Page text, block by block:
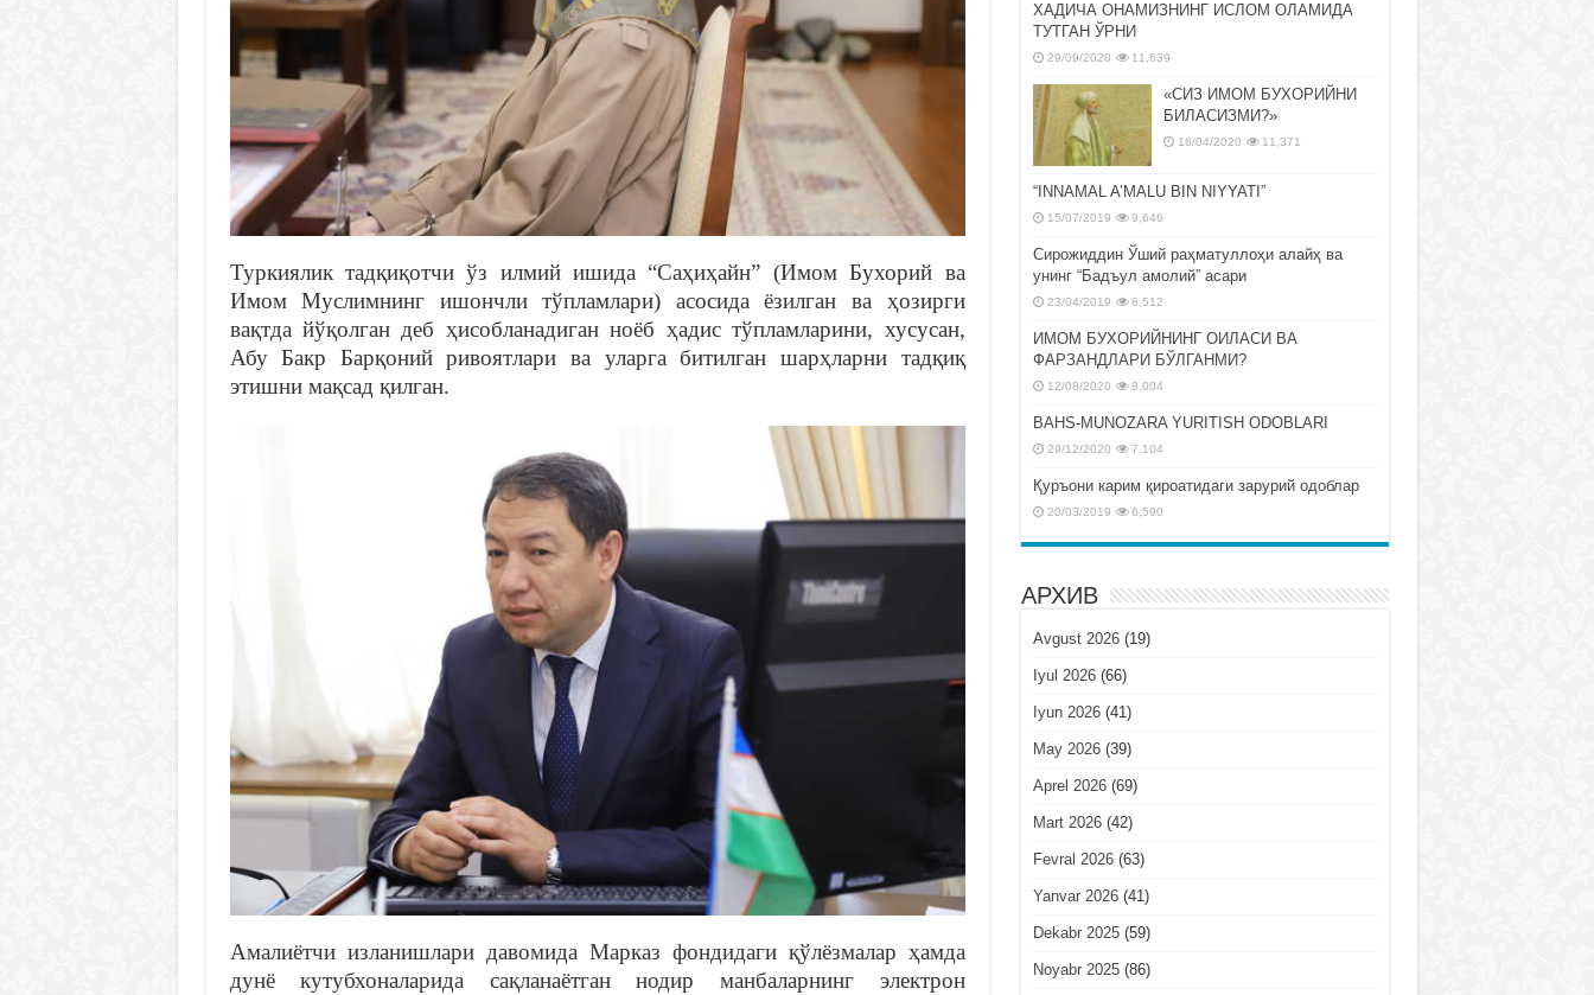
Туркиялик тадқиқотчи ўз илмий ишида “Саҳиҳайн” (Имом Бухорий ва
Имом Муслимнинг ишончли тўпламлари) асосида ёзилган ва ҳозирги
вақтда йўқолган деб ҳисобланадиган ноёб ҳадис тўпламларини, хусусан,
Абу Бакр Барқоний ривоятлари ва уларга битилган шарҳларни тадқиқ
этишни мақсад қилган.
Амалиётчи изланишлари давомида Марказ фондидаги қўлёзмалар ҳамда
дунё кутубхоналарида сақланаётган нодир манбаларнинг электрон
ХАДИЧА ОНАМИЗНИНГ ИСЛОМ ОЛАМИДА
ТУТГАН ЎРНИ
29/09/2020 11,639
«СИЗ ИМОМ БУХОРИЙНИ
БИЛАСИЗМИ?»
16/04/2020 11,371
“INNAMAL A’MALU BIN NIYYATI”
15/07/2019 9,646
Сирожиддин Ўший раҳматуллоҳи алайҳ ва
унинг “Бадъул амолий” асари
23/04/2019 8,512
ИМОМ БУХОРИЙНИНГ ОИЛАСИ ВА
ФАРЗАНДЛАРИ БЎЛГАНМИ?
12/08/2020 8,004
BAHS-MUNOZARA YURITISH ODOBLARI
29/12/2020 7,104
Қуръони карим қироатидаги зарурий одоблар
20/03/2019 6,590
АРХИВ
Avgust 2026(19)
Iyul 2026(66)
Iyun 2026(41)
May 2026(39)
Aprel 2026(69)
Mart 2026(42)
Fevral 2026(63)
Yanvar 2026(41)
Dekabr 2025(59)
Noyabr 2025(86)